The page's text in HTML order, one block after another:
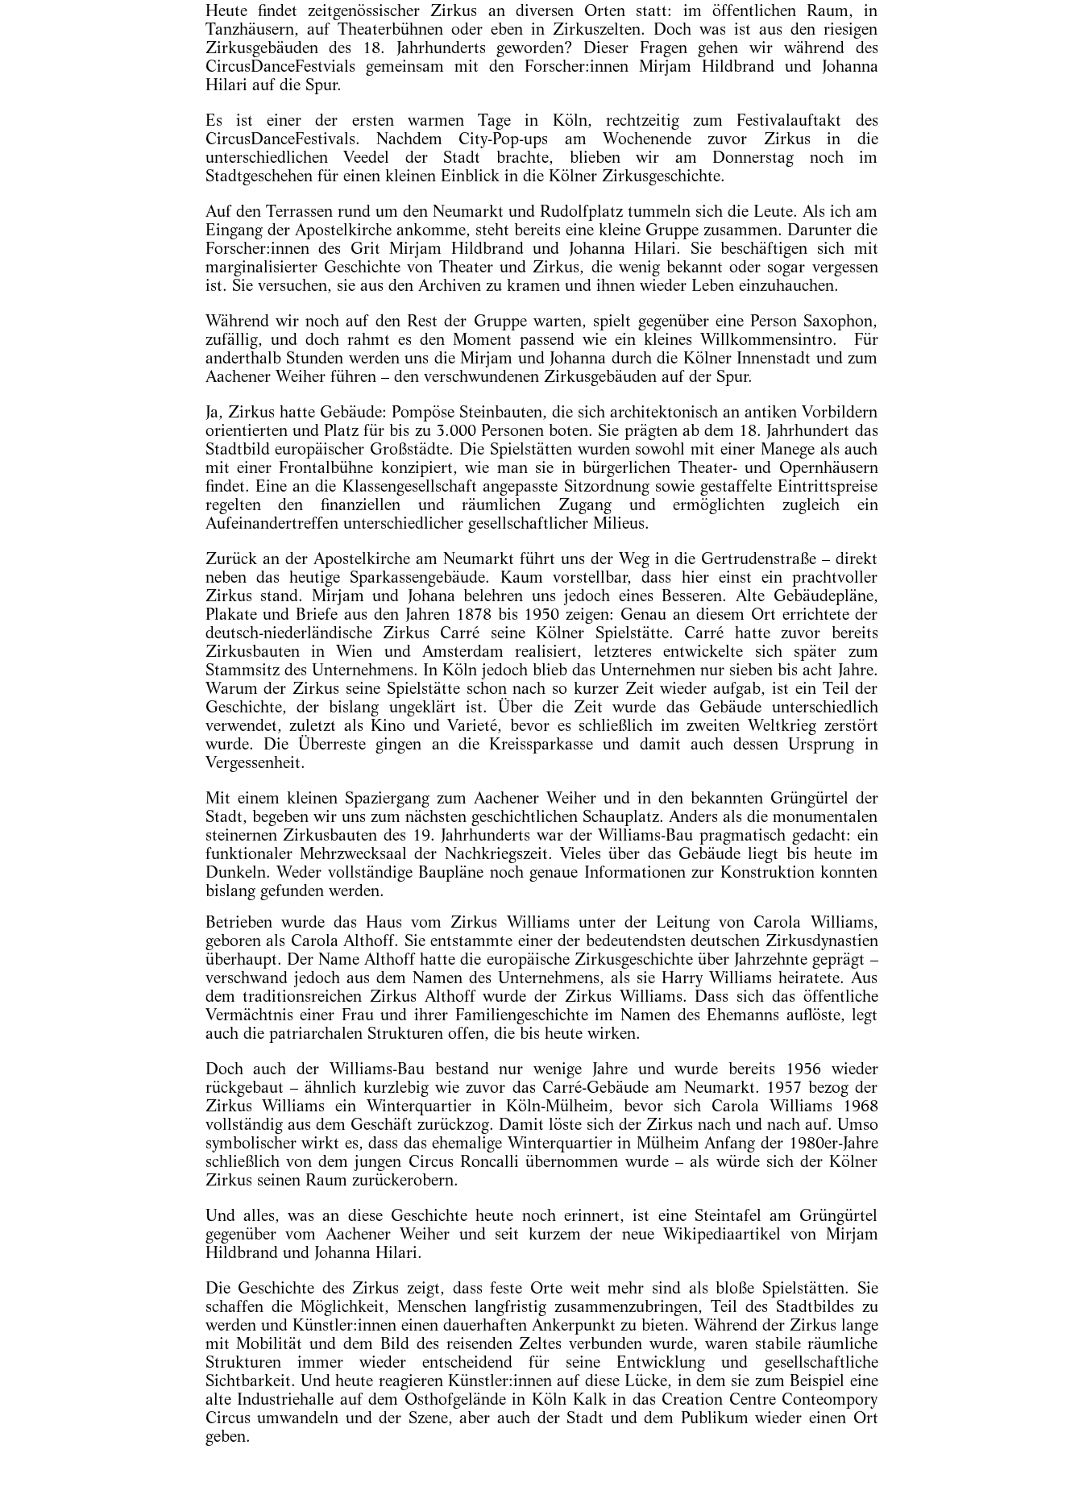
Heute findet zeitgenössischer Zirkus an diversen Orten statt: im öffentlichen Raum, in
Tanzhäusern, auf Theaterbühnen oder eben in Zirkuszelten. Doch was ist aus den riesigen
Zirkusgebäuden des 18. Jahrhunderts geworden? Dieser Fragen gehen wir während des
CircusDanceFestvials gemeinsam mit den Forscher:innen Mirjam Hildbrand und Johanna
Hilari auf die Spur.
Es ist einer der ersten warmen Tage in Köln, rechtzeitig zum Festivalauftakt des
CircusDanceFestivals. Nachdem City-Pop-ups am Wochenende zuvor Zirkus in die
unterschiedlichen Veedel der Stadt brachte, blieben wir am Donnerstag noch im
Stadtgeschehen für einen kleinen Einblick in die Kölner Zirkusgeschichte.
Auf den Terrassen rund um den Neumarkt und Rudolfplatz tummeln sich die Leute. Als ich am
Eingang der Apostelkirche ankomme, steht bereits eine kleine Gruppe zusammen. Darunter die
Forscher:innen des Grit Mirjam Hildbrand und Johanna Hilari. Sie beschäftigen sich mit
marginalisierter Geschichte von Theater und Zirkus, die wenig bekannt oder sogar vergessen
ist. Sie versuchen, sie aus den Archiven zu kramen und ihnen wieder Leben einzuhauchen.
Während wir noch auf den Rest der Gruppe warten, spielt gegenüber eine Person Saxophon,
zufällig, und doch rahmt es den Moment passend wie ein kleines Willkommensintro. Für
anderthalb Stunden werden uns die Mirjam und Johanna durch die Kölner Innenstadt und zum
Aachener Weiher führen – den verschwundenen Zirkusgebäuden auf der Spur.
Ja, Zirkus hatte Gebäude: Pompöse Steinbauten, die sich architektonisch an antiken Vorbildern
orientierten und Platz für bis zu 3.000 Personen boten. Sie prägten ab dem 18. Jahrhundert das
Stadtbild europäischer Großstädte. Die Spielstätten wurden sowohl mit einer Manege als auch
mit einer Frontalbühne konzipiert, wie man sie in bürgerlichen Theater- und Opernhäusern
findet. Eine an die Klassengesellschaft angepasste Sitzordnung sowie gestaffelte Eintrittspreise
regelten den finanziellen und räumlichen Zugang und ermöglichten zugleich ein
Aufeinandertreffen unterschiedlicher gesellschaftlicher Milieus.
Zurück an der Apostelkirche am Neumarkt führt uns der Weg in die Gertrudenstraße – direkt
neben das heutige Sparkassengebäude. Kaum vorstellbar, dass hier einst ein prachtvoller
Zirkus stand. Mirjam und Johana belehren uns jedoch eines Besseren. Alte Gebäudepläne,
Plakate und Briefe aus den Jahren 1878 bis 1950 zeigen: Genau an diesem Ort errichtete der
deutsch-niederländische Zirkus Carré seine Kölner Spielstätte. Carré hatte zuvor bereits
Zirkusbauten in Wien und Amsterdam realisiert, letzteres entwickelte sich später zum
Stammsitz des Unternehmens. In Köln jedoch blieb das Unternehmen nur sieben bis acht Jahre.
Warum der Zirkus seine Spielstätte schon nach so kurzer Zeit wieder aufgab, ist ein Teil der
Geschichte, der bislang ungeklärt ist. Über die Zeit wurde das Gebäude unterschiedlich
verwendet, zuletzt als Kino und Varieté, bevor es schließlich im zweiten Weltkrieg zerstört
wurde. Die Überreste gingen an die Kreissparkasse und damit auch dessen Ursprung in
Vergessenheit.
Mit einem kleinen Spaziergang zum Aachener Weiher und in den bekannten Grüngürtel der
Stadt, begeben wir uns zum nächsten geschichtlichen Schauplatz. Anders als die monumentalen
steinernen Zirkusbauten des 19. Jahrhunderts war der Williams-Bau pragmatisch gedacht: ein
funktionaler Mehrzwecksaal der Nachkriegszeit. Vieles über das Gebäude liegt bis heute im
Dunkeln. Weder vollständige Baupläne noch genaue Informationen zur Konstruktion konnten
bislang gefunden werden.
Betrieben wurde das Haus vom Zirkus Williams unter der Leitung von Carola Williams,
geboren als Carola Althoff. Sie entstammte einer der bedeutendsten deutschen Zirkusdynastien
überhaupt. Der Name Althoff hatte die europäische Zirkusgeschichte über Jahrzehnte geprägt –
verschwand jedoch aus dem Namen des Unternehmens, als sie Harry Williams heiratete. Aus
dem traditionsreichen Zirkus Althoff wurde der Zirkus Williams. Dass sich das öffentliche
Vermächtnis einer Frau und ihrer Familiengeschichte im Namen des Ehemanns auflöste, legt
auch die patriarchalen Strukturen offen, die bis heute wirken.
Doch auch der Williams-Bau bestand nur wenige Jahre und wurde bereits 1956 wieder
rückgebaut – ähnlich kurzlebig wie zuvor das Carré-Gebäude am Neumarkt. 1957 bezog der
Zirkus Williams ein Winterquartier in Köln-Mülheim, bevor sich Carola Williams 1968
vollständig aus dem Geschäft zurückzog. Damit löste sich der Zirkus nach und nach auf. Umso
symbolischer wirkt es, dass das ehemalige Winterquartier in Mülheim Anfang der 1980er-Jahre
schließlich von dem jungen Circus Roncalli übernommen wurde – als würde sich der Kölner
Zirkus seinen Raum zurückerobern.
Und alles, was an diese Geschichte heute noch erinnert, ist eine Steintafel am Grüngürtel
gegenüber vom Aachener Weiher und seit kurzem der neue Wikipediaartikel von Mirjam
Hildbrand und Johanna Hilari.
Die Geschichte des Zirkus zeigt, dass feste Orte weit mehr sind als bloße Spielstätten. Sie
schaffen die Möglichkeit, Menschen langfristig zusammenzubringen, Teil des Stadtbildes zu
werden und Künstler:innen einen dauerhaften Ankerpunkt zu bieten. Während der Zirkus lange
mit Mobilität und dem Bild des reisenden Zeltes verbunden wurde, waren stabile räumliche
Strukturen immer wieder entscheidend für seine Entwicklung und gesellschaftliche
Sichtbarkeit. Und heute reagieren Künstler:innen auf diese Lücke, in dem sie zum Beispiel eine
alte Industriehalle auf dem Osthofgelände in Köln Kalk in das Creation Centre Conteompory
Circus umwandeln und der Szene, aber auch der Stadt und dem Publikum wieder einen Ort
geben.